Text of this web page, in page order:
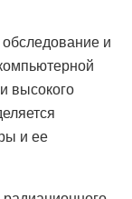
и
высокого
и ее